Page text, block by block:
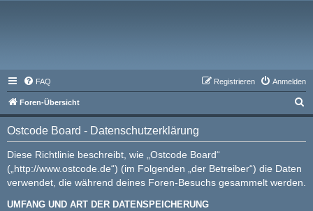
FAQ Anmelden
Registrieren
Foren-Übersicht
u
Ostcode Board - Datenschutzerklärung
Diese Richtlinie beschreibt, wie „Ostcode Board“
(„http://www.ostcode.de“) (im Folgenden „der Betreiber“) die Daten
verwendet, die während deines Foren-Besuchs gesammelt werden.
UMFANG UND ART DER DATENSPEICHERUNG